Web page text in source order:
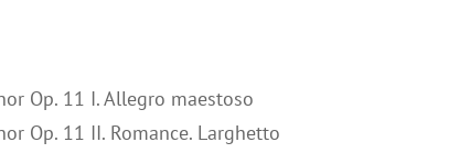
Op. 11 I. Allegro maestoso
Op. 11 II. Romance. Larghetto